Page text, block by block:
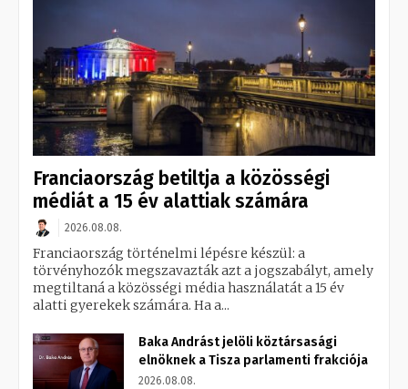
Franciaország betiltja a közösségi
médiát a 15 év alattiak számára
2026.08.08.
Franciaország történelmi lépésre készül: a
törvényhozók megszavazták azt a jogszabályt, amely
megtiltaná a közösségi média használatát a 15 év
alatti gyerekek számára. Ha a...
Baka Andrást jelöli köztársasági
elnöknek a Tisza parlamenti frakciója
2026.08.08.